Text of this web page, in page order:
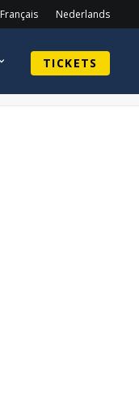
Français Nederlands
TICKETS
WEB_CatherineLetters